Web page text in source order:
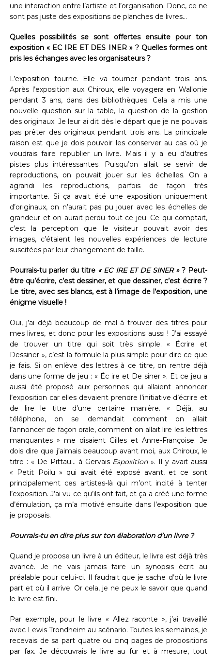
une interaction entre l’artiste et l’organisation. Donc, ce ne
sont pas juste des expositions de planches de livres…
Quelles possibilités se sont offertes ensuite pour ton
exposition « EC IRE ET DES INER » ? Quelles formes ont
pris les échanges avec les organisateurs ?
L’exposition tourne. Elle va tourner pendant trois ans.
Après l’exposition aux Chiroux, elle voyagera en Wallonie
pendant 3 ans, dans des bibliothèques. Cela a mis une
nouvelle question sur la table, la question de la gestion
des originaux. Je leur ai dit dès le départ que je ne pouvais
pas prêter des originaux pendant trois ans. La principale
raison est que je dois pouvoir les conserver au cas où je
voudrais faire republier un livre. Mais il y a eu d’autres
pistes plus intéressantes. Puisqu’on allait se servir de
reproductions, on pouvait jouer sur les échelles. On a
agrandi les reproductions, parfois de façon très
importante. Si ça avait été une exposition uniquement
d’originaux, on n’aurait pas pu jouer avec les échelles de
grandeur et on aurait perdu tout ce jeu. Ce qui comptait,
c’est la perception que le visiteur pouvait avoir des
images, c’étaient les nouvelles expériences de lecture
suscitées par leur changement de taille.
Pourrais-tu parler du titre « EC IRE ET DE SINER » ? Peut-
être qu’écrire, c’est dessiner, et que dessiner, c’est écrire ?
Le titre, avec ses blancs, est à l’image de l’exposition, une
énigme visuelle !
Oui, j’ai déjà beaucoup de mal à trouver des titres pour
mes livres, et donc pour les expositions aussi ! J’ai essayé
de trouver un titre qui soit très simple. « Écrire et
Dessiner », c’est la formule la plus simple pour dire ce que
je fais. Si on enlève des lettres à ce titre, on rentre déjà
dans une forme de jeu : « Éc ire et De siner ». Et ce jeu a
aussi été proposé aux personnes qui allaient annoncer
l’exposition car elles devaient prendre l’initiative d’écrire et
de lire le titre d’une certaine manière. « Déjà, au
téléphone, on se demandait comment on allait
l’annoncer de façon orale, comment on allait lire les lettres
manquantes » me disaient Gilles et Anne-Françoise. Je
dois dire que j’aimais beaucoup avant moi, aux Chiroux, le
titre : « De Pittau… à Gervais Espoxition». Il y avait aussi
« Petit Poilu » qui avait été exposé avant, et ce sont
principalement ces artistes-là qui m’ont incité à tenter
l’exposition. J’ai vu ce qu’ils ont fait, et ça a créé une forme
d’émulation, ça m’a motivé ensuite dans l’exposition que
je proposais.
Pourrais-tu en dire plus sur ton élaboration d’un livre ?
Quand je propose un livre à un éditeur, le livre est déjà très
avancé. Je ne vais jamais faire un synopsis écrit au
préalable pour celui-ci. Il faudrait que je sache d’où le livre
part et où il arrive. Or cela, je ne peux le savoir que quand
le livre est fini.
Par exemple, pour le livre « Allez raconte », j’ai travaillé
avec Lewis Trondheim au scénario. Toutes les semaines, je
recevais de sa part quatre ou cinq pages de propositions
par fax. Je découvrais le livre au fur et à mesure, tout